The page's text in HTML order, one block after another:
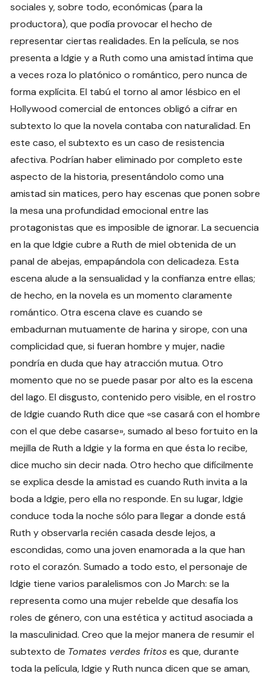
sociales y, sobre todo, económicas (para la
productora), que podía provocar el hecho de
representar ciertas realidades. En la película, se nos
presenta a Idgie y a Ruth como una amistad íntima que
a veces roza lo platónico o romántico, pero nunca de
forma explícita. El tabú el torno al amor lésbico en el
Hollywood comercial de entonces obligó a cifrar en
subtexto lo que la novela contaba con naturalidad. En
este caso, el subtexto es un caso de resistencia
afectiva. Podrían haber eliminado por completo este
aspecto de la historia, presentándolo como una
amistad sin matices, pero hay escenas que ponen sobre
la mesa una profundidad emocional entre las
protagonistas que es imposible de ignorar. La secuencia
en la que Idgie cubre a Ruth de miel obtenida de un
panal de abejas, empapándola con delicadeza. Esta
escena alude a la sensualidad y la confianza entre ellas;
de hecho, en la novela es un momento claramente
romántico. Otra escena clave es cuando se
embadurnan mutuamente de harina y sirope, con una
complicidad que, si fueran hombre y mujer, nadie
pondría en duda que hay atracción mutua. Otro
momento que no se puede pasar por alto es la escena
del lago. El disgusto, contenido pero visible, en el rostro
de Idgie cuando Ruth dice que «se casará con el hombre
con el que debe casarse», sumado al beso fortuito en la
mejilla de Ruth a Idgie y la forma en que ésta lo recibe,
dice mucho sin decir nada. Otro hecho que difícilmente
se explica desde la amistad es cuando Ruth invita a la
boda a Idgie, pero ella no responde. En su lugar, Idgie
conduce toda la noche sólo para llegar a donde está
Ruth y observarla recién casada desde lejos, a
escondidas, como una joven enamorada a la que han
roto el corazón. Sumado a todo esto, el personaje de
Idgie tiene varios paralelismos con Jo March: se la
representa como una mujer rebelde que desafía los
roles de género, con una estética y actitud asociada a
la masculinidad. Creo que la mejor manera de resumir el
subtexto de Tomates verdes fritoses que, durante
toda la película, Idgie y Ruth nunca dicen que se aman,